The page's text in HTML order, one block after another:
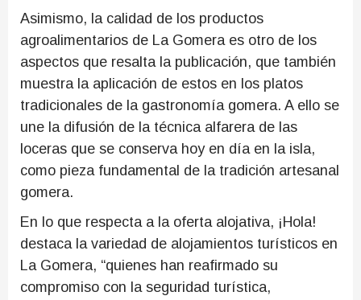
Asimismo, la calidad de los productos
agroalimentarios de La Gomera es otro de los
aspectos que resalta la publicación, que también
muestra la aplicación de estos en los platos
tradicionales de la gastronomía gomera. A ello se
une la difusión de la técnica alfarera de las
loceras que se conserva hoy en día en la isla,
como pieza fundamental de la tradición artesanal
gomera.
En lo que respecta a la oferta alojativa, ¡Hola!
destaca la variedad de alojamientos turísticos en
La Gomera, “quienes han reafirmado su
compromiso con la seguridad turística,